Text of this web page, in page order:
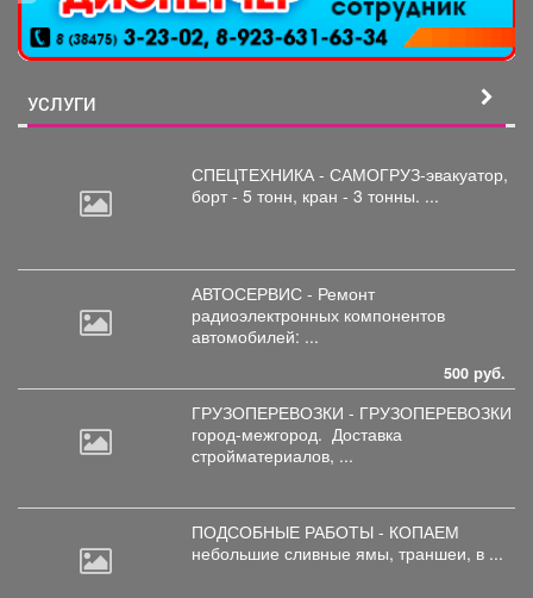
УСЛУГИ
СПЕЦТЕХНИКА - САМОГРУЗ-эвакуатор,
борт - 5 тонн, кран - 3 тонны. ...
АВТОСЕРВИС - Ремонт
радиоэлектронных компонентов
автомобилей: ...
500 руб.
ГРУЗОПЕРЕВОЗКИ - ГРУЗОПЕРЕВОЗКИ
город-межгород. Доставка
стройматериалов, ...
ПОДСОБНЫЕ РАБОТЫ - КОПАЕМ
небольшие сливные ямы, траншеи, в ...